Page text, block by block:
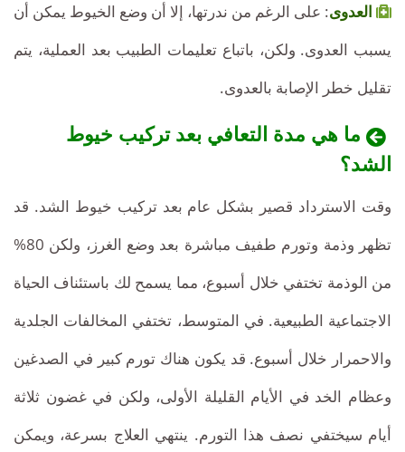
العدوى: على الرغم من ندرتها، إلا أن وضع الخيوط يمكن أن
يسبب العدوى. ولكن، باتباع تعليمات الطبيب بعد العملية، يتم
تقليل خطر الإصابة بالعدوى.
ما هي مدة التعافي بعد تركيب خيوط
الشد؟
وقت الاسترداد قصير بشكل عام بعد تركيب خيوط الشد. قد
تظهر وذمة وتورم طفيف مباشرة بعد وضع الغرز، ولكن 80%
من الوذمة تختفي خلال أسبوع، مما يسمح لك باستئناف الحياة
الاجتماعية الطبيعية. في المتوسط، تختفي المخالفات الجلدية
والاحمرار خلال أسبوع. قد يكون هناك تورم كبير في الصدغين
وعظام الخد في الأيام القليلة الأولى، ولكن في غضون ثلاثة
أيام سيختفي نصف هذا التورم. ينتهي العلاج بسرعة، ويمكن